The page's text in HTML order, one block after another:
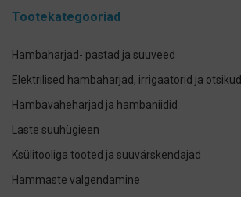
Tootekategooriad
Hambaharjad- pastad ja suuveed
Elektrilised hambaharjad, irrigaatorid ja otsikud
Hambavaheharjad ja hambaniidid
Laste suuhügieen
Ksülitooliga tooted ja suuvärskendajad
Hammaste valgendamine